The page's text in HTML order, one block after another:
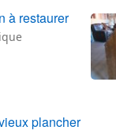
à restaurer
plancher